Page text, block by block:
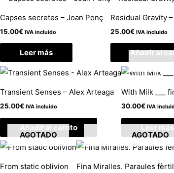
Capses secretes – Joan Ponç
15.00€ IVA incluido
Leer más
Residual Gravity
25.00€ IVA incluido
Añadir al
Transient Senses – Alex Arteaga
25.00€ IVA incluido
Añadir al carrito
With Milk ___
30.00€ IVA
Leer más
AGOTADO
From static oblivion
AGOTADO
Fina Miralles. Paraules